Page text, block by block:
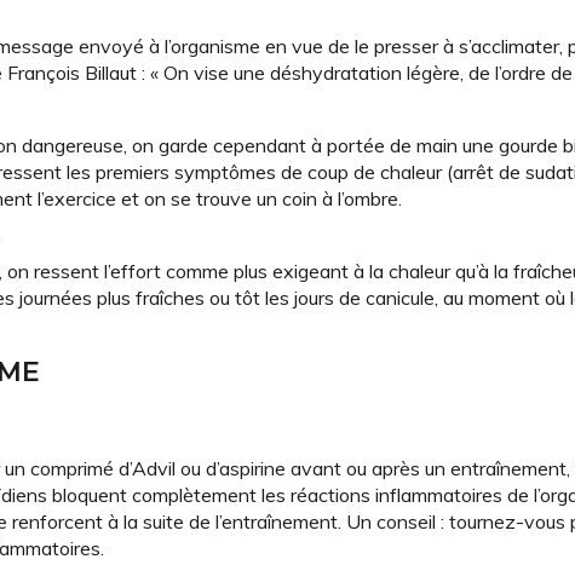
envoyé à l’organisme en vue de le presser à
Billaut : « On vise une déshydratation légère, de l’ordre
dangereuse, on garde cependant à portée de main une gourde
les premiers symptômes de coup de chaleur (arrêt de
l’exercice et on se trouve un coin à l’ombre.
ressent l’effort comme plus exigeant à la chaleur qu’à la
journées plus fraîches ou tôt les jours de canicule, au moment
comprimé d’Advil ou d’aspirine avant ou après un
bloquent complètement les réactions inflammatoires de
renforcent à la suite de l’entraînement. Un conseil : tournez-